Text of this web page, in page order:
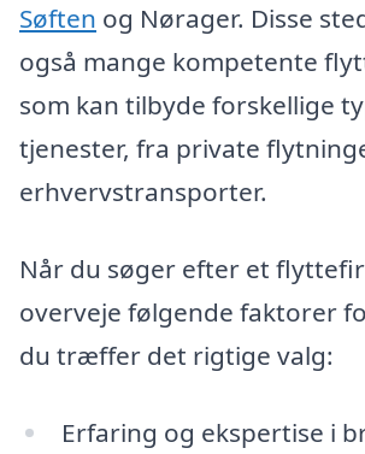
Søften og Nørager. Disse
også mange kompetente
som kan tilbyde forskellige
tjenester, fra private
erhvervstransporter.
Når du søger efter et
overveje følgende faktorer
du træffer det rigtige valg:
Erfaring og ekspertise i